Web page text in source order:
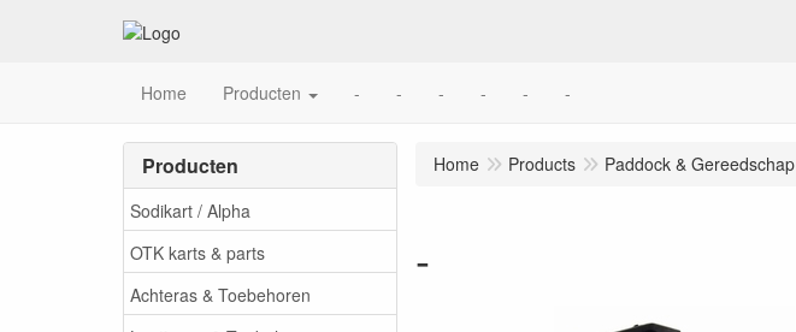
Home Producten - - - - - -
Producten
Sodikart / Alpha
OTK karts & parts
Achteras & Toebehoren
Home Products Paddock & Gereedschap
-